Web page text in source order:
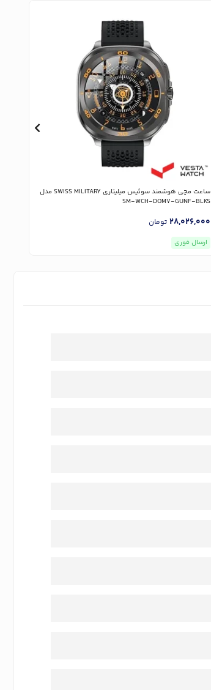
ساعت مچی هوشمند سوئیس میلیتاری SWISS MILITARY مدل
SM-WCH-DOM7-GUNF-BLKS
28,026,000 تومان
ارسال فوری